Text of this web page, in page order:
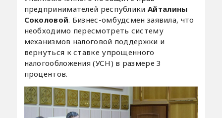
предпринимателей республики Айталины
Соколовой. Бизнес-омбудсмен заявила, что
необходимо пересмотреть систему
механизмов налоговой поддержки и
вернуться к ставке упрощенного
налогообложения (УСН) в размере 3
процентов.